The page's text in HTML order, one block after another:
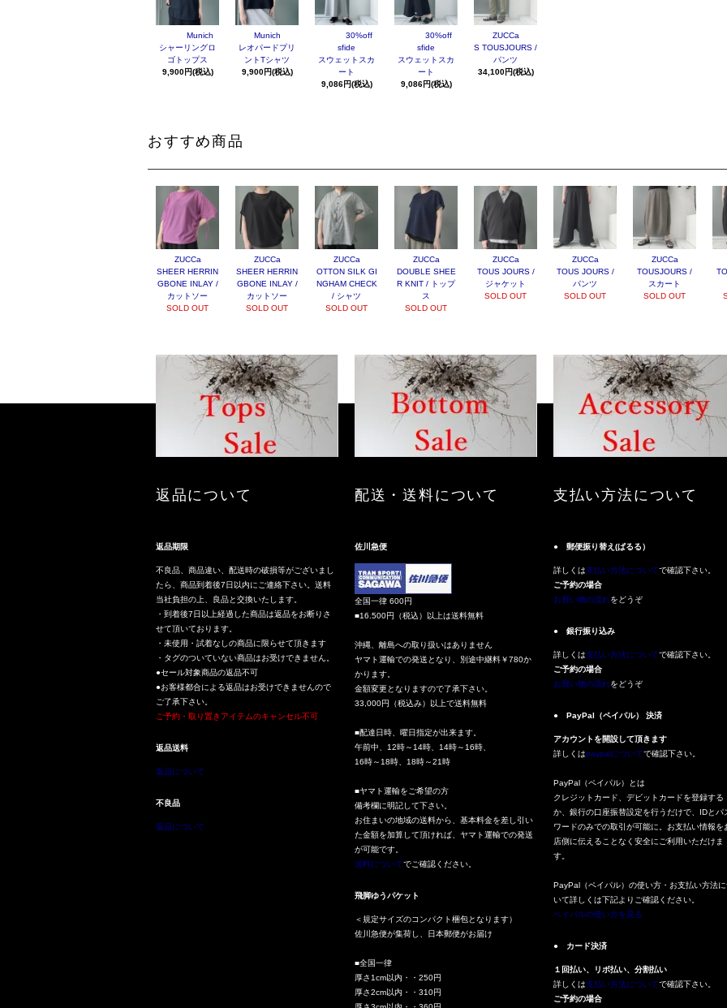
Munich
シャーリングロ
ゴトップス
9,900円(税込)
Munich
レオパードプリ
ントTシャツ
9,900円(税込)
30%off
sfide
スウェットスカ
ート
9,086円(税込)
30%off
sfide
スウェットスカ
ート
9,086円(税込)
ZUCCa
S TOUSJOURS /
パンツ
34,100円(税込)
おすすめ商品
ZUCCa
SHEER HERRIN
GBONE INLAY /
カットソー
SOLD OUT
ZUCCa
SHEER HERRIN
GBONE INLAY /
カットソー
SOLD OUT
ZUCCa
OTTON SILK GI
NGHAM CHECK
/ シャツ
SOLD OUT
ZUCCa
DOUBLE SHEE
R KNIT / トップ
ス
SOLD OUT
ZUCCa
TOUS JOURS /
ジャケット
SOLD OUT
ZUCCa
TOUS JOURS /
パンツ
SOLD OUT
ZUCCa
TOUSJOURS /
スカート
SOLD OUT
返品について
返品期限
不良品、商品違い、配送時の破損等がございまし
たら、商品到着後7日以内にご連絡下さい。送料
当社負担の上、良品と交換いたします。
・到着後7日以上経過した商品は返品をお断りさ
せて頂いております。
・未使用・試着なしの商品に限らせて頂きます
・タグのついていない商品はお受けできません。
●セール対象商品の返品不可
●お客様都合による返品はお受けできませんので
ご了承下さい。
ご予約・取り置きアイテムのキャンセル不可
返品送料
返品について
不良品
返品について
配送・送料について
佐川急便
全国一律 600円
■16.500円（税込）以上は送料無料
沖縄、離島への取り扱いはありません
ヤマト運輸での発送となり、別途中継料￥780か
かります。
金額変更となりますので了承下さい。
33,000円（税込み）以上で送料無料
■配達日時、曜日指定が出来ます。
午前中、12時～14時、14時～16時、
16時～18時、18時～21時
■ヤマト運輸をご希望の方
備考欄に明記して下さい。
お住まいの地域の送料から、基本料金を差し引い
た金額を加算して頂ければ、ヤマト運輸での発送
が可能です。
送料についてでご確認ください。
飛脚ゆうパケット
＜規定サイズのコンパクト梱包となります）
佐川急便が集荷し、日本郵便がお届け
■全国一律
厚さ1cm以内・・250円
厚さ2cm以内・・310円
支払い方法について
● 郵便振り替え(ぱるる）
詳しくは支払い方法についてで確認下さい。
ご予約の場合
お買い物の流れ をどうぞ
● 銀行振り込み
詳しくは支払い方法についてで確認下さい。
ご予約の場合
お買い物の流れ をどうぞ
● PayPal（ペイパル） 決済
アカウントを開設して頂きます
詳しくはpaypalについてで確認下さい。
PayPal（ペイパル）とは
クレジットカード、デビットカードを登録する
か、銀行の口座振替設定を行うだけで、IDとパ
ワードのみでの取引が可能に。お支払い情報を
店側に伝えることなく安全にご利用いただけま
す。
PayPal（ペイパル）の使い方・お支払い方法
いて詳しくは下記よりご確認ください。
ペイパルの使い方を見る
● カード決済
１回払い、リボ払い、分割払い
詳しくは支払い方法についてで確認下さい。
ご予約の場合